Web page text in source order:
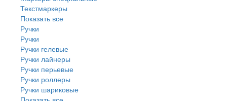
Текстмаркеры
Показать все
Ручки
Ручки
Ручки гелевые
Ручки лайнеры
Ручки перьевые
Ручки роллеры
Ручки шариковые